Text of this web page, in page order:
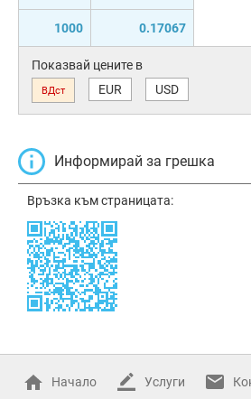
1000 0.17067
Показвай цените в
ВДст EUR USD
Информирай за грешка
Връзка към страницата:
Начало Услуги